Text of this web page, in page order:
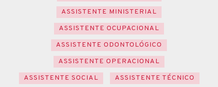
ASSISTENTE MINISTERIAL
ASSISTENTE OCUPACIONAL
ASSISTENTE ODONTOLÓGICO
ASSISTENTE OPERACIONAL
ASSISTENTE SOCIAL
ASSISTENTE TÉCNICO